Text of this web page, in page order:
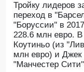
Тройку лидеров
переход в
"Боруссии" в
228.6 млн евро.
Коутиньо (из
млн евро) и
"Манчестер